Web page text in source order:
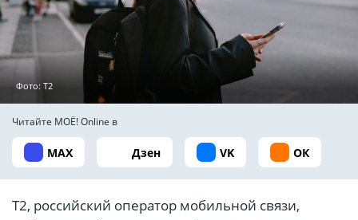
Фото: T2
Читайте МОЁ! Online в
MAX Дзен VK ОК
Т2, российский оператор мобильной связи,